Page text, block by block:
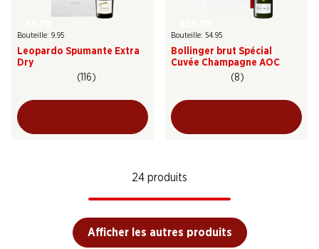
Bouteille: 9.95
Leopardo Spumante Extra
Dry
(116)
Bouteille: 54.95
Bollinger brut Spécial
Cuvée Champagne AOC
(8)
24 produits
Afficher les autres produits